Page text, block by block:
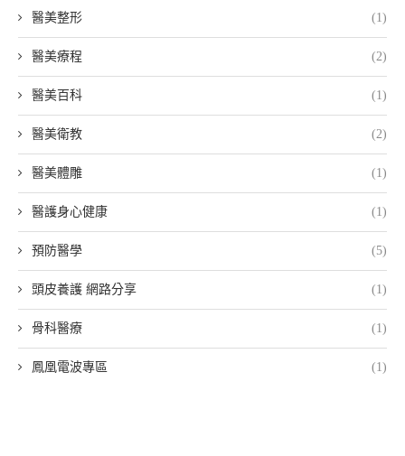
醫美整形 (1)
醫美療程 (2)
醫美百科 (1)
醫美衛教 (2)
醫美體雕 (1)
醫護身心健康 (1)
預防醫學 (5)
頭皮養護 網路分享 (1)
骨科醫療 (1)
鳳凰電波專區 (1)